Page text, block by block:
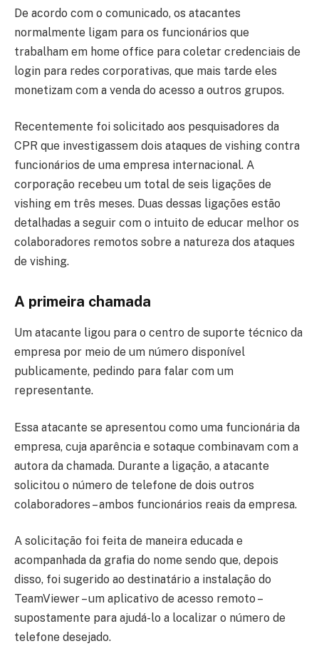
De acordo com o comunicado, os atacantes
normalmente ligam para os funcionários que
trabalham em home office para coletar credenciais de
login para redes corporativas, que mais tarde eles
monetizam com a venda do acesso a outros grupos.
Recentemente foi solicitado aos pesquisadores da
CPR que investigassem dois ataques de vishing contra
funcionários de uma empresa internacional. A
corporação recebeu um total de seis ligações de
vishing em três meses. Duas dessas ligações estão
detalhadas a seguir com o intuito de educar melhor os
colaboradores remotos sobre a natureza dos ataques
de vishing.
A primeira chamada
Um atacante ligou para o centro de suporte técnico da
empresa por meio de um número disponível
publicamente, pedindo para falar com um
representante.
Essa atacante se apresentou como uma funcionária da
empresa, cuja aparência e sotaque combinavam com a
autora da chamada. Durante a ligação, a atacante
solicitou o número de telefone de dois outros
colaboradores – ambos funcionários reais da empresa.
A solicitação foi feita de maneira educada e
acompanhada da grafia do nome sendo que, depois
disso, foi sugerido ao destinatário a instalação do
TeamViewer – um aplicativo de acesso remoto –
supostamente para ajudá-lo a localizar o número de
telefone desejado.